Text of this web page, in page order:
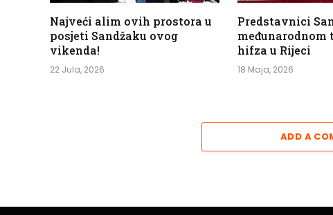
Najveći alim ovih prostora u
posjeti Sandžaku ovog
vikenda!
22 Jula, 2026
Predstavnici
međunarodnom
hifza u Rijeci
18 Maja, 2026
ADD A